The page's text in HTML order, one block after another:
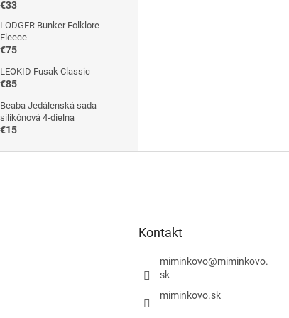
€33
LODGER Bunker Folklore
Fleece
€75
LEOKID Fusak Classic
€85
Beaba Jedálenská sada
silikónová 4-dielna
€15
Kontakt
miminkovo@miminkovo.
sk
miminkovo.sk